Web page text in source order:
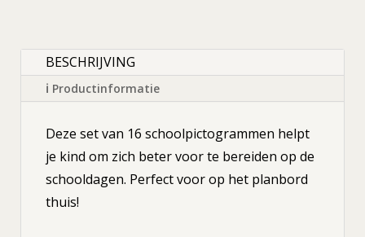
BESCHRIJVING
ℹ Productinformatie
Deze set van 16 schoolpictogrammen helpt
je kind om zich beter voor te bereiden op de
schooldagen. Perfect voor op het planbord
thuis!